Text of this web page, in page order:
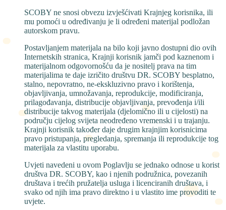
SCOBY ne snosi obvezu izvješćivati Krajnjeg korisnika, ili
mu pomoći u određivanju je li određeni materijal podložan
autorskom pravu.
Postavljanjem materijala na bilo koji javno dostupni dio ovih
Internetskih stranica, Krajnji korisnik jamči pod kaznenom i
materijalnom odgovornošću da je nositelj prava na tim
materijalima te daje izričito društvu DR. SCOBY besplatno,
stalno, nepovratno, ne-ekskluzivno pravo i korištenja,
objavljivanja, umnožavanja, reprodukcije, modificiranja,
prilagođavanja, distribucije objavljivanja, prevođenja i/ili
distribucije takvog materijala (djelomično ili u cijelosti) na
području cijelog svijeta neodređeno vremenski i u trajanju.
Krajnji korisnik također daje drugim krajnjim korisnicima
pravo pristupanja, pregledanja, spremanja ili reprodukcije tog
materijala za vlastitu uporabu.
Uvjeti navedeni u ovom Poglavlju se jednako odnose u korist
društva DR. SCOBY, kao i njenih podružnica, povezanih
društava i trećih pružatelja usluga i licenciranih društava, i
svako od njih ima pravo direktno i u vlastito ime provoditi te
uvjete.